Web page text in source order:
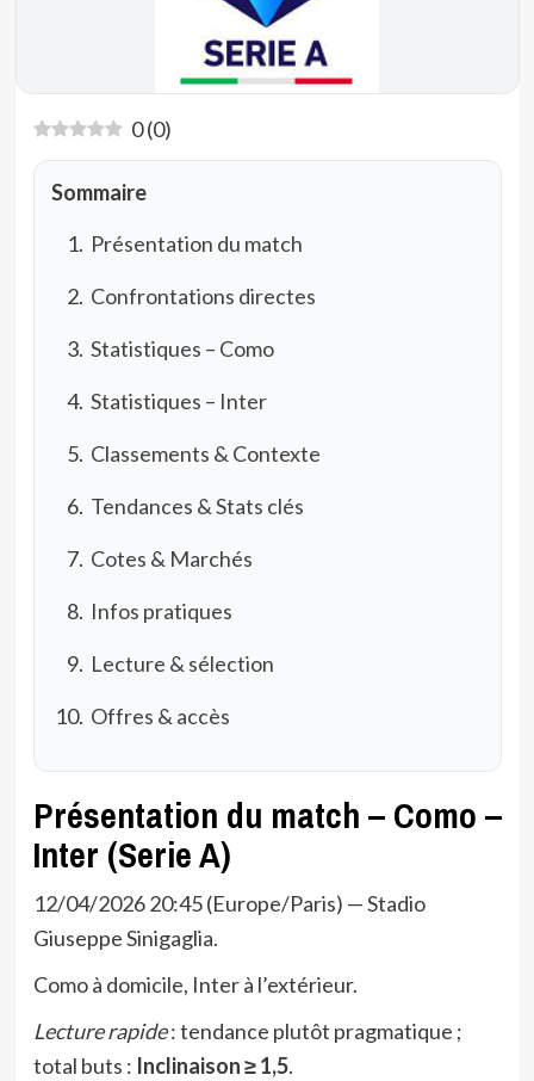
0(0)
Sommaire
Présentation du match
Confrontations directes
Statistiques – Como
Statistiques – Inter
Classements & Contexte
Tendances & Stats clés
Cotes & Marchés
Infos pratiques
Lecture & sélection
Offres & accès
Présentation du match – Como –
Inter (Serie A)
12/04/2026 20:45 (Europe/Paris) — Stadio
Giuseppe Sinigaglia.
Como à domicile, Inter à l’extérieur.
Lecture rapide: tendance plutôt pragmatique ;
total buts : Inclinaison ≥ 1,5.